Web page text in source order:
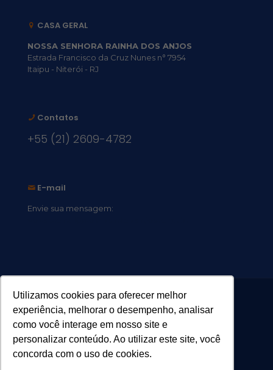
Utilizamos cookies para oferecer melhor
experiência, melhorar o desempenho, analisar
como você interage em nosso site e
personalizar conteúdo. Ao utilizar este site, você
concorda com o uso de cookies.
CASA GERAL
NOSSA SENHORA RAINHA DOS ANJOS
Estrada Francisco da Cruz Nunes n° 7954
Itaipu - Niterói - RJ
Contatos
+55 (21) 2609-4782
E-mail
Envie sua mensagem: